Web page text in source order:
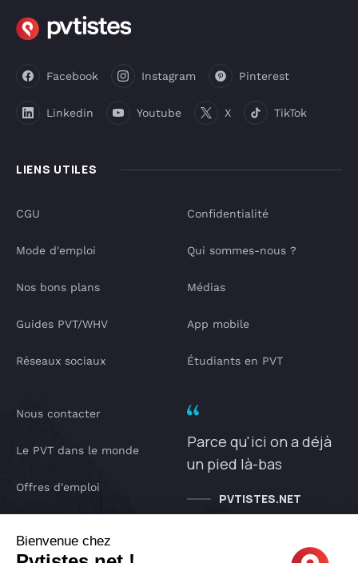
LIENS UTILES
Facebook Instagram Pinterest
Linkedin Youtube X TikTok
CGU
Mode d'emploi
Nos bons plans
Guides PVT/WHV
Réseaux sociaux
Confidentialité
Qui sommes-nous ?
Médias
App mobile
Étudiants en PVT
Nous contacter
Le PVT dans le monde
Offres d'emploi
Parce qu'ici on a déjà
un pied là-bas
PVTISTES.NET
Bienvenue chez